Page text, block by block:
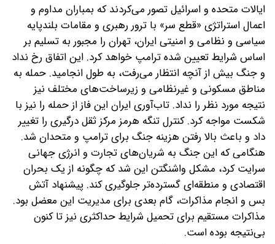
ایالات متحده و اسرائیل تصور می‌کردند که بمباران مداوم و
اعمال استراتژی «قطع سر» با ترور رهبری و مقامات بلندپایه
سیاسی و نظامی و امنیتی ایران، تهران را مجبور به تسلیم بر
اساس شرایط تعیین شده ترامپ خواهد کرد. این اتفاق رخ نداد
و جنگ بیش از آنچه انتظار می‌رفت، به طول انجامید. حمله به
مناطق مسکونی و غیرنظامی و زیرساخت‌های مختلف نیز
نتیجه مورد نظر را نداد. تاب‌آوری ایران این فاز از حمله را نیز با
شکست مواجه کرد. کنترل تنگه هرمز مرکز ثقل درگیری را تغییر
داد و باعث بالا رفتن هزینه جنگ برای ترامپ و متحدان شد.
هنگامی که این جنگ به شریان‌های تجارت و انرژی جهانی
سرایت کرد، مشکل واشنگتن این شد که چگونه از یک بحران
اقتصادی و منطقه‌ای گسترده‌تر جلوگیری کند. پیشنهاد آتش
بس و انجام مذاکرات، گام بعدی برای مدیریت این معضل بود.
مذاکرات مستقیم برای تحمیل شرایط حداکثری نیز تا کنون
بی‌نتیجه بوده است.